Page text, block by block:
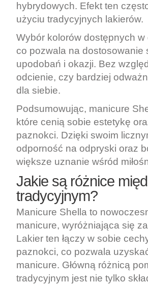
hybrydowych. Efekt ten
użyciu tradycyjnych lakierów.
Wybór kolorów dostępnych
co pozwala na
upodobań i okazji. Bez
odcienie, czy bardziej
dla siebie.
Podsumowując, manicure
które cenią sobie estetykę
paznokci. Dzięki swoim
odporność na odpryski oraz
większe uznanie wśród
Jakie są różnice
tradycyjnym?
Manicure Shella to
manicure, wyróżniająca się
Lakier ten łączy w sobie
paznokci, co pozwala
manicure. Główną różnicą
tradycyjnym jest nie tylko